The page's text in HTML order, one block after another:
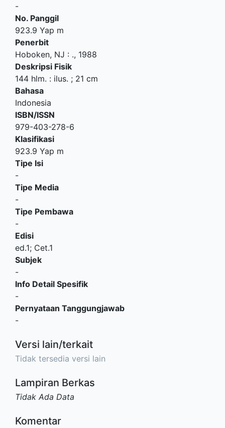
-
No. Panggil
923.9 Yap m
Penerbit
Hoboken, NJ : ., 1988
Deskripsi Fisik
144 hlm. : ilus. ; 21 cm
Bahasa
Indonesia
ISBN/ISSN
979-403-278-6
Klasifikasi
923.9 Yap m
Tipe Isi
-
Tipe Media
-
Tipe Pembawa
-
Edisi
ed.1; Cet.1
Subjek
-
Info Detail Spesifik
-
Pernyataan Tanggungjawab
-
Versi lain/terkait
Tidak tersedia versi lain
Lampiran Berkas
Tidak Ada Data
Komentar